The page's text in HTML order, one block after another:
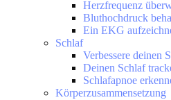
Herzfrequenz
Bluthochdruck
Ein EKG
Schlaf
Verbessere deinen
Deinen Schlaf
Schlafapnoe
Körperzusammensetzung